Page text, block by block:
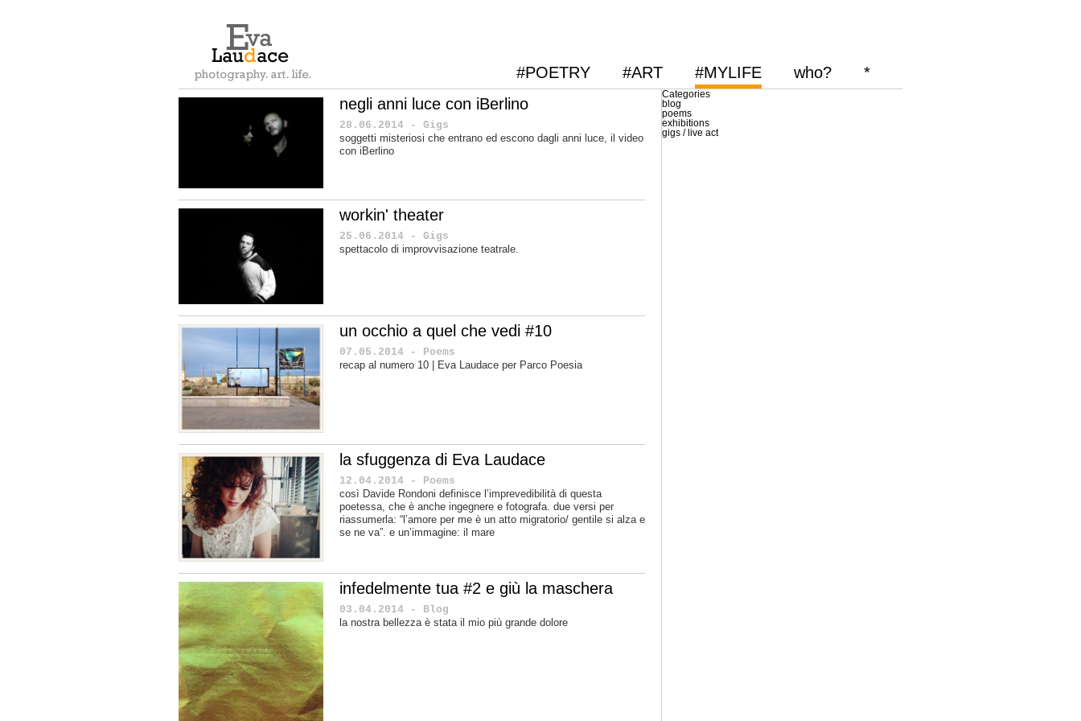
#POETRY #ART #MYLIFE who?
*
negli anni luce con iBerlino
28.06.2014 - Gigs
soggetti misteriosi che entrano ed escono dagli anni luce, il video
con iBerlino
workin' theater
25.06.2014 - Gigs
spettacolo di improvvisazione teatrale.
un occhio a quel che vedi #10
07.05.2014 - Poems
recap al numero 10 | Eva Laudace per Parco Poesia
la sfuggenza di Eva Laudace
12.04.2014 - Poems
così Davide Rondoni definisce l’imprevedibilità di questa
poetessa, che è anche ingegnere e fotografa. due versi per
riassumerla: “l’amore per me è un atto migratorio/ gentile si alza e
se ne va”. e un’immagine: il mare
infedelmente tua #2 e giù la maschera
03.04.2014 - Blog
la nostra bellezza è stata il mio più grande dolore
Categories
blog
poems
exhibitions
gigs / live act